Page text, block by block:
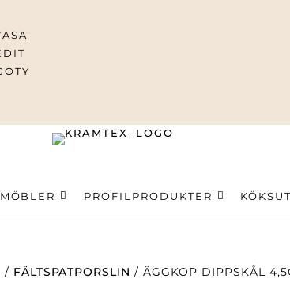
MÖBLER PROFILPRODUKTER
/ FÄLTSPATPORSLIN / ÄGGKOP DIPPSKÅL